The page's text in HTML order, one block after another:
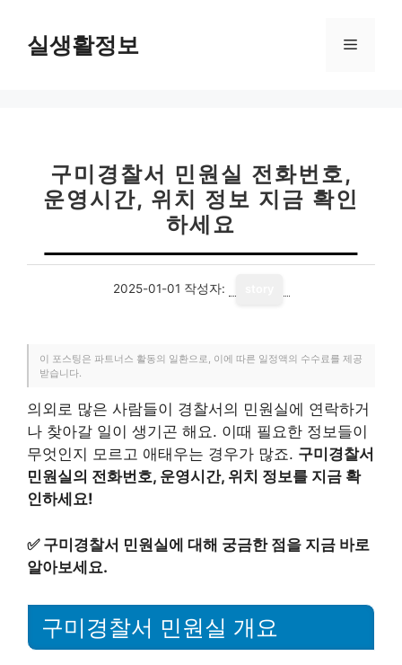
실생활정보 메
구미경찰서 민원실 전화번호,
운영시간, 위치 정보 지금 확인
하세요
2025-01-01 작성자:
이 포스팅은 파트너스 활동의 일환으로, 이에 따른 일정액의 수수료를 제공
받습니다.
의외로 많은 사람들이 경찰서의 민원실에 연락하거
나 찾아갈 일이 생기곤 해요. 이때 필요한 정보들이
무엇인지 모르고 애태우는 경우가 많죠. 구미경찰서
민원실의 전화번호, 운영시간, 위치 정보를 지금 확
인하세요!
✅ 구미경찰서 민원실에 대해 궁금한 점을 지금 바로
알아보세요.
구미경찰서 민원실 개요